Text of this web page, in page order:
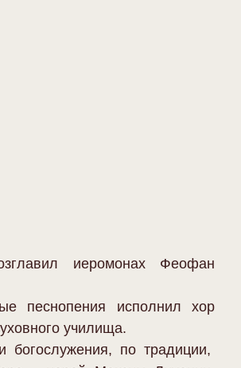
иеромонах Феофан
песнопения исполнил хор
училища.
богослужения, по традиции,